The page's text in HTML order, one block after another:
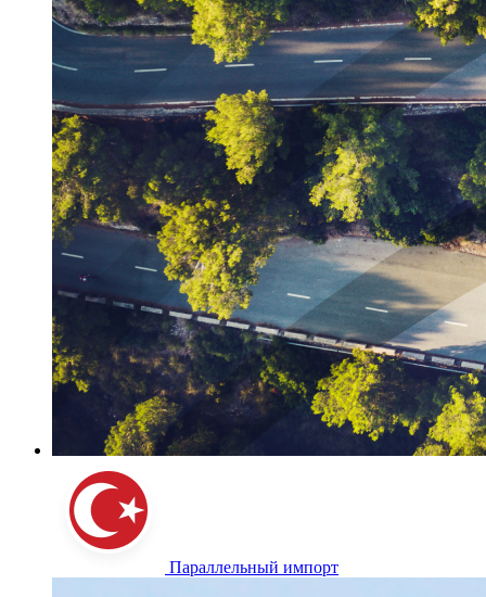
Параллельный импорт